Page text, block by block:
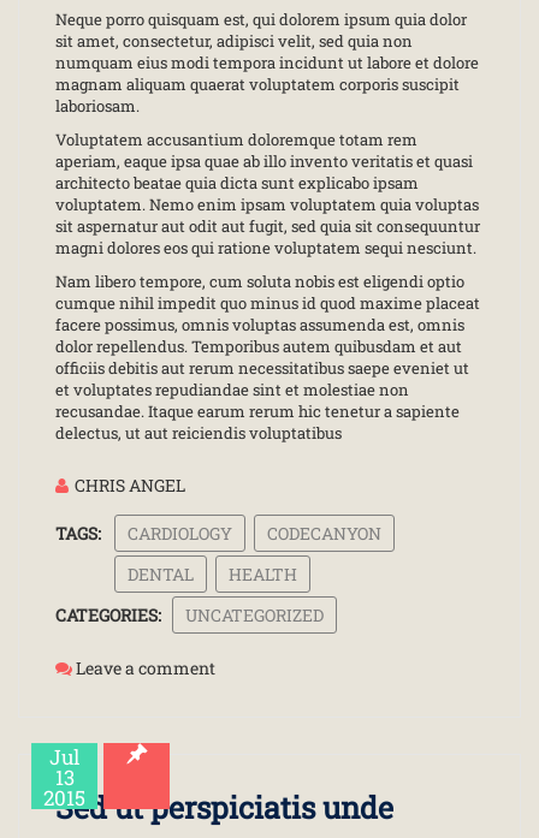
Neque porro quisquam est, qui dolorem ipsum quia dolor
sit amet, consectetur, adipisci velit, sed quia non
numquam eius modi tempora incidunt ut labore et dolore
magnam aliquam quaerat voluptatem corporis suscipit
laboriosam.
Voluptatem accusantium doloremque totam rem
aperiam, eaque ipsa quae ab illo invento veritatis et quasi
architecto beatae quia dicta sunt explicabo ipsam
voluptatem. Nemo enim ipsam voluptatem quia voluptas
sit aspernatur aut odit aut fugit, sed quia sit consequuntur
magni dolores eos qui ratione voluptatem sequi nesciunt.
Nam libero tempore, cum soluta nobis est eligendi optio
cumque nihil impedit quo minus id quod maxime placeat
facere possimus, omnis voluptas assumenda est, omnis
dolor repellendus. Temporibus autem quibusdam et aut
officiis debitis aut rerum necessitatibus saepe eveniet ut
et voluptates repudiandae sint et molestiae non
recusandae. Itaque earum rerum hic tenetur a sapiente
delectus, ut aut reiciendis voluptatibus
CHRIS ANGEL
TAGS: CARDIOLOGY
CODECANYON
DENTAL
HEALTH
CATEGORIES:
UNCATEGORIZED
Leave a comment
Jul
13
2015
Sed ut perspiciatis unde